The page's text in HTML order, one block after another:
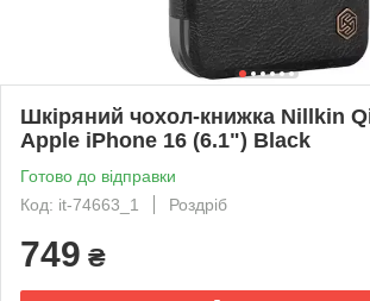
Шкіряний чохол-книжка Nillkin
Apple iPhone 16 (6.1") Black
Готово до відправки
Код: it-74663_1
Роздріб
749 ₴